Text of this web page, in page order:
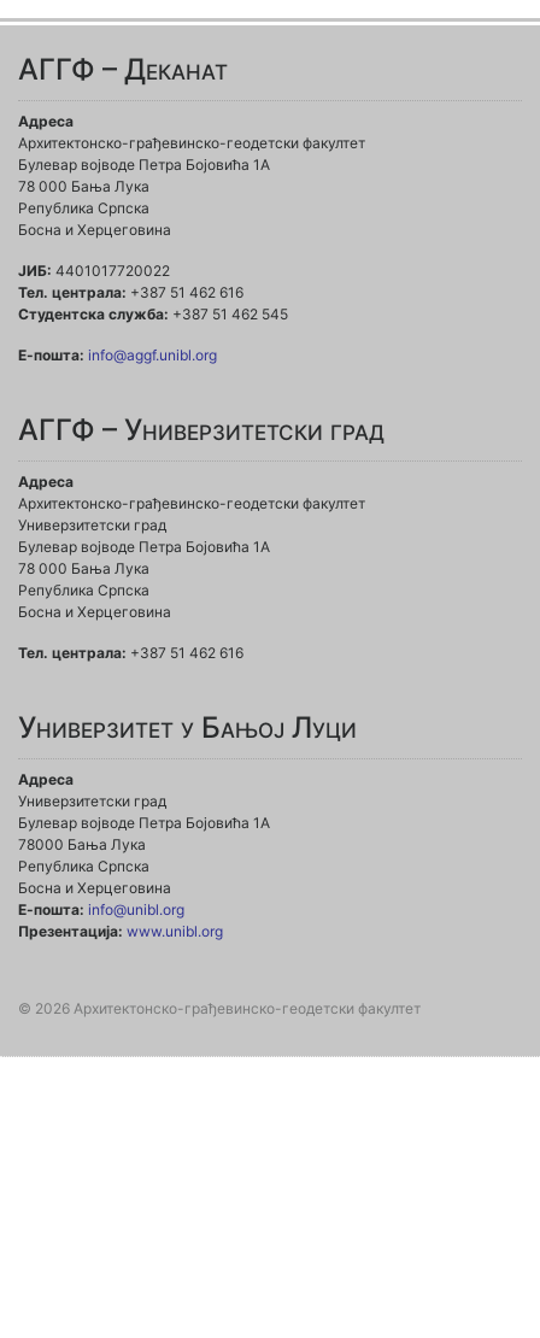
АГГФ – Деканат
Адреса
Архитектонско-грађевинско-геодетски факултет
Булевар војводе Петра Бојовића 1A
78 000 Бања Лука
Република Српска
Босна и Херцеговина
ЈИБ: 4401017720022
Тел. централа: +387 51 462 616
Студентска служба: +387 51 462 545
Е-пошта: info@aggf.unibl.org
АГГФ – Универзитетски град
Адреса
Архитектонско-грађевинско-геодетски факултет
Универзитетски град
Булевар војводе Петра Бојовића 1A
78 000 Бања Лука
Република Српска
Босна и Херцеговина
Тел. централа: +387 51 462 616
Универзитет у Бањој Луци
Адреса
Универзитетски град
Булевар војводе Петра Бојовића 1А
78000 Бања Лука
Република Српска
Босна и Херцеговина
Е-пошта: info@unibl.org
Презентација: www.unibl.org
© 2026 Архитектонско-грађевинско-геодетски факултет